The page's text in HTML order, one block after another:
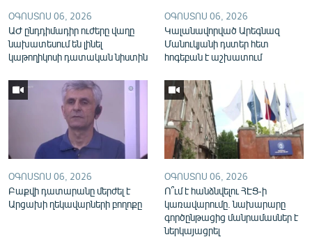
English
Русский
ՕԳՈՍՏՈՍ 06, 2026
ԱԺ ընդդիմադիր ուժերը վաղը
նախատեսում են լինել
կաթողիկոսի դատական նիստին
ՕԳՈՍՏՈՍ 06, 2026
Կալանավորված Արեգնազ
Մանուկյանի դստեր հետ
հոգեբան է աշխատում
ՕԳՈՍՏՈՍ 06, 2026
Բաքվի դատարանը մերժել է
Արցախի ղեկավարների բողոքը
ՕԳՈՍՏՈՍ 06, 2026
Ո՞ւմ է հանձնվելու ՀԷՑ-ի
կառավարումը. նախարարը
գործընթացից մանրամասներ է
ներկայացրել